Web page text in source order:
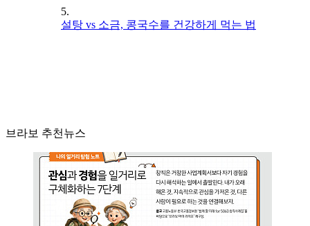
5.
설탕 vs 소금, 콩국수를 건강하게 먹는 법
브라보 추천뉴스